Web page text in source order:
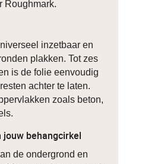
Roughmark.
inzetbaar en
plakken. Tot zes
is de folie eenvoudig
achter te laten.
zoals beton,
jouw behangcirkel
de ondergrond en